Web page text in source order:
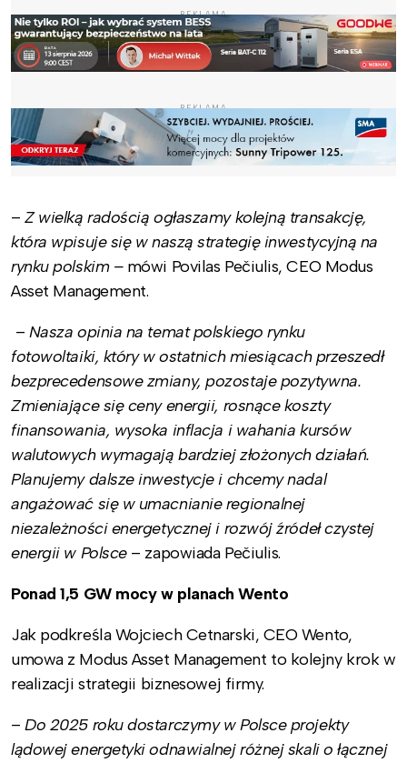
REKLAMA
REKLAMA
–Z wielką radością ogłaszamy kolejną transakcję,
która wpisuje się w naszą strategię inwestycyjną na
rynku polskim –mówi Povilas Pečiulis, CEO Modus
Asset Management.
– Nasza opinia na temat polskiego rynku
fotowoltaiki, który w ostatnich miesiącach przeszedł
bezprecedensowe zmiany, pozostaje pozytywna.
Zmieniające się ceny energii, rosnące koszty
finansowania, wysoka inflacja i wahania kursów
walutowych wymagają bardziej złożonych działań.
Planujemy dalsze inwestycje i chcemy nadal
angażować się w umacnianie regionalnej
niezależności energetycznej i rozwój źródeł czystej
energii w Polsce– zapowiada Pečiulis.
Ponad 1,5 GW mocy w planach Wento
Jak podkreśla Wojciech Cetnarski, CEO Wento,
umowa z Modus Asset Management to kolejny krok w
realizacji strategii biznesowej firmy.
–Do 2025 roku dostarczymy w Polsce projekty
lądowej energetyki odnawialnej różnej skali o łącznej